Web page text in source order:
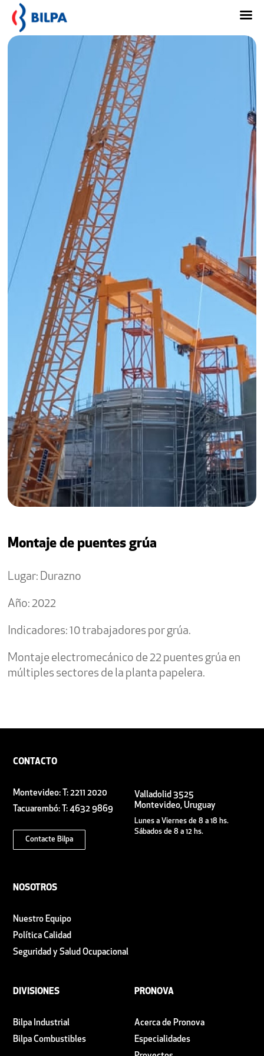
Montaje de puentes grúa
Lugar: Durazno
Año: 2022
Indicadores: 10 trabajadores por grúa.
Montaje electromecánico de 22 puentes grúa en
múltiples sectores de la planta papelera.
CONTACTO
Montevideo: T: 2211 2020
Tacuarembó: T: 4632 9869
Contacte Bilpa
Valladolid 3525
Montevideo, Uruguay
Lunes a Viernes de 8 a 18 hs.
Sábados de 8 a 12 hs.
NOSOTROS
Nuestro Equipo
Política Calidad
Seguridad y Salud Ocupacional
DIVISIONES
Bilpa Industrial
Bilpa Combustibles
PRONOVA
Acerca de Pronova
Especialidades